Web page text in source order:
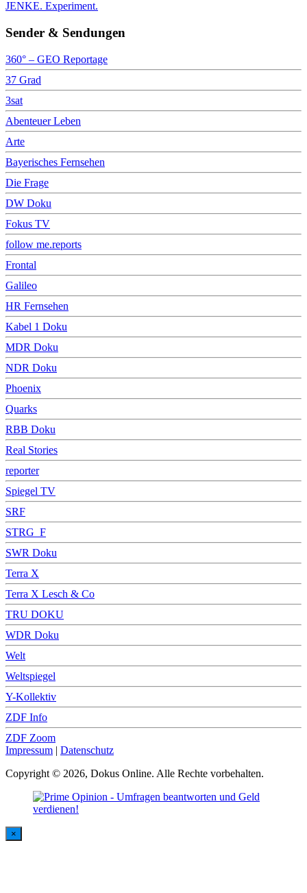
JENKE. Experiment.
Sender & Sendungen
360° – GEO Reportage
37 Grad
3sat
Abenteuer Leben
Arte
Bayerisches Fernsehen
Die Frage
DW Doku
Fokus TV
follow me.reports
Frontal
Galileo
HR Fernsehen
Kabel 1 Doku
MDR Doku
NDR Doku
Phoenix
Quarks
RBB Doku
Real Stories
reporter
Spiegel TV
SRF
STRG_F
SWR Doku
Terra X
Terra X Lesch & Co
TRU DOKU
WDR Doku
Welt
Weltspiegel
Y-Kollektiv
ZDF Info
ZDF Zoom
Impressum | Datenschutz
Copyright © 2026, Dokus Online. Alle Rechte vorbehalten.
×